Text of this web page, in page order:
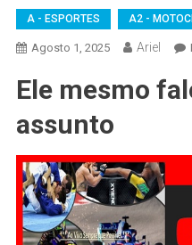
A - ESPORTES A2 -
Agosto 1, 2025 Ariel
Ele mesmo
assunto